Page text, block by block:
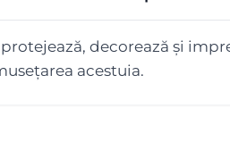
protejează, decorează și
acestuia.